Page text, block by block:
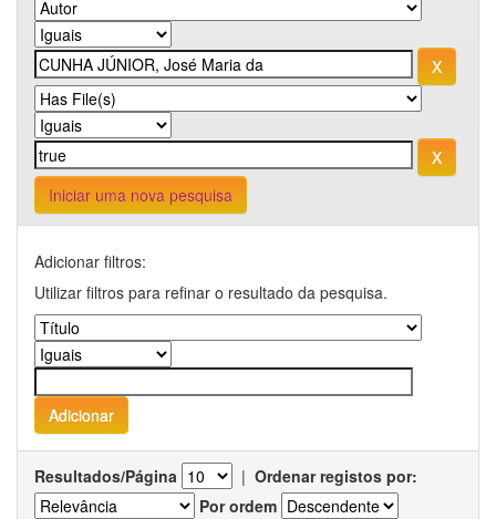
Iniciar uma nova pesquisa
Adicionar filtros:
Utilizar filtros para refinar o resultado da pesquisa.
Resultados/Página | Ordenar registos por:
Por ordem